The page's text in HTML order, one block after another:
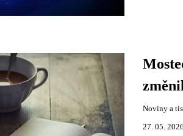
Noviny a
27. 05. 2026